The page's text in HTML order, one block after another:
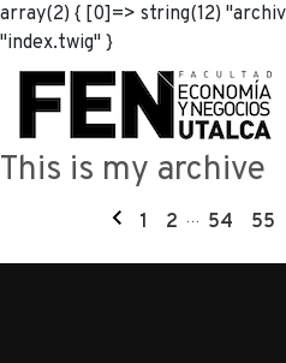
array(2) { [0]=> string(12)
"index.twig" }
This is my archive
1 2 … 54 55